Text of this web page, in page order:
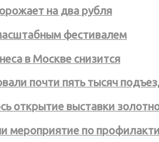
на два рубля
фестивалем
в Москве снизится
почти пять тысяч
открытие выставки
мероприятие по